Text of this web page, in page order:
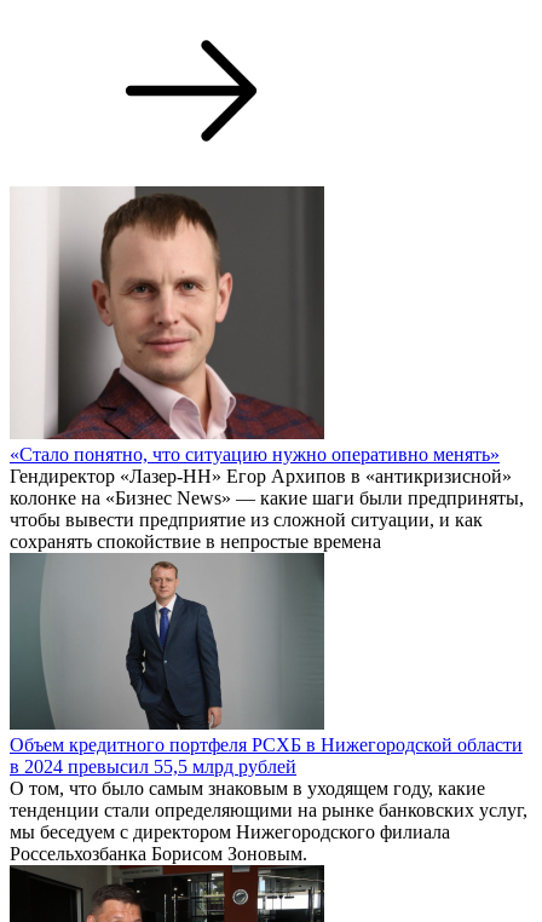
«Стало понятно, что ситуацию нужно оперативно менять»
Гендиректор «Лазер-НН» Егор Архипов в «антикризисной»
колонке на «Бизнес News» — какие шаги были предприняты,
чтобы вывести предприятие из сложной ситуации, и как
сохранять спокойствие в непростые времена
Объем кредитного портфеля РСХБ в Нижегородской области
в 2024 превысил 55,5 млрд рублей
О том, что было самым знаковым в уходящем году, какие
тенденции стали определяющими на рынке банковских услуг,
мы беседуем с директором Нижегородского филиала
Россельхозбанка Борисом Зоновым.